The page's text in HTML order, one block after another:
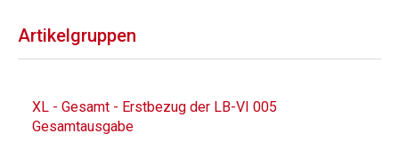
Artikelgruppen
XL - Gesamt - Erstbezug der LB-VI 005
Gesamtausgabe